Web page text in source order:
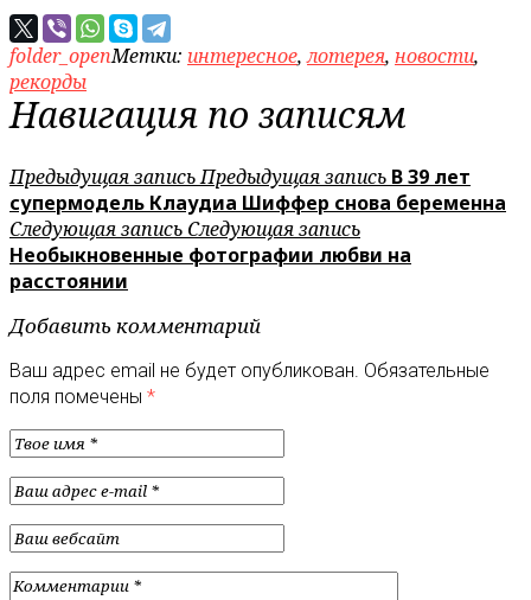
folder_openМетки: интересное,лотерея, новости,
рекорды
Навигация по записям
Предыдущая записьПредыдущая запись В 39 лет
супермодель Клаудиа Шиффер снова беременна
Следующая запись Следующая запись
Необыкновенные фотографии любви на
расстоянии
Добавить комментарий
Ваш адрес email не будет опубликован. Обязательные
поля помечены *